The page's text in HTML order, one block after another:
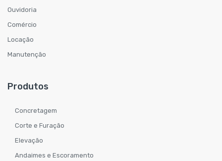
Ouvidoria
Comércio
Locação
Manutenção
Produtos
Concretagem
Corte e Furação
Elevação
Andaimes e Escoramento